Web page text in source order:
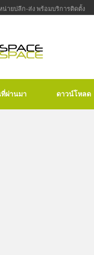
ายปลีก-ส่ง พร้อมบริการติดตั้ง
ผ่านมา ดาวน์โหลด